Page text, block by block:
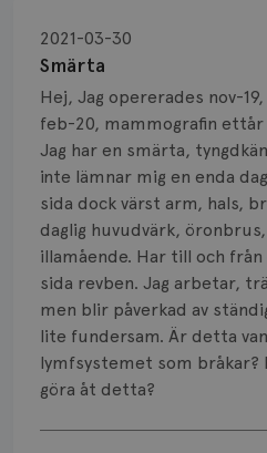
Smärta
2021-03-30
Hej, Jag opererades nov-
feb-20, mammografin
Jag har en smärta,
inte lämnar mig en enda
sida dock värst arm, hals,
daglig huvudvärk,
illamående. Har till och
sida revben. Jag arbetar,
men blir påverkad av
lite fundersam. Är detta
lymfsystemet som bråkar?
göra åt detta?
Visa svar
Biopsi
Biverkningar
Bröstvårta
Knöl
Läkemedel
Typ av bröstcancer
Smärta
Prognos